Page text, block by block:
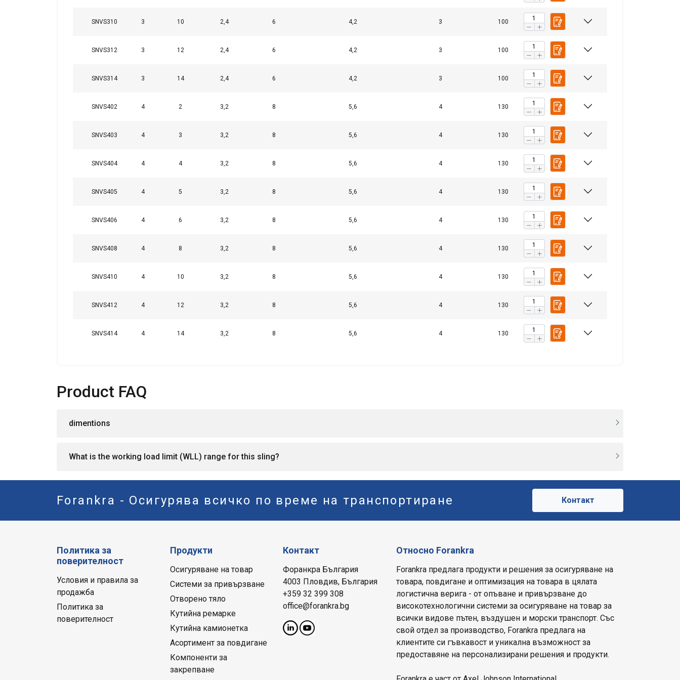
SNVS310 3 10 2,4 6 4,2 3 100
SNVS312 3 12 2,4 6 4,2 3 100
SNVS314 3 14 2,4 6 4,2 3 100
SNVS402 4 2 3,2 8 5,6 4 130
SNVS403 4 3 3,2 8 5,6 4 130
SNVS404 4 4 3,2 8 5,6 4 130
SNVS405 4 5 3,2 8 5,6 4 130
SNVS406 4 6 3,2 8 5,6 4 130
SNVS408 4 8 3,2 8 5,6 4 130
SNVS410 4 10 3,2 8 5,6 4 130
SNVS412 4 12 3,2 8 5,6 4 130
SNVS414 4 14 3,2 8 5,6 4 130
Product FAQ
dimentions
What is the working load limit (WLL) range for this sling?
Forankra - Осигурява всичко по време на транспортиране Контакт
Политика за
поверителност
Условия и правила за
продажба
Политика за
поверителност
Продукти
Осигуряване на товар
Системи за привързване
Отворено тяло
Кутийна ремарке
Кутийна камионетка
Асортимент за повдигане
Компоненти за
закрепване
Контакт
Форанкра България
4003 Пловдив, България
+359 32 399 308
office@forankra.bg
Относно Forankra
Forankra предлага продукти и решения за осигуряване на
товара, повдигане и оптимизация на товара в цялата
логистична верига - от опъване и привързване до
високотехнологични системи за осигуряване на товар за
всички видове пътен, въздушен и морски транспорт. Със
свой отдел за производство, Forankra предлага на
клиентите си гъвкавост и уникална възможност за
предоставяне на персонализирани решения и продукти.